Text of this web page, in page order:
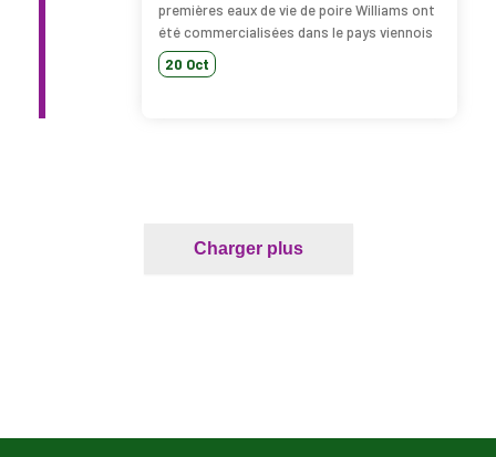
premières eaux de vie de poire Williams ont
été commercialisées dans le pays viennois
20 Oct
Charger plus